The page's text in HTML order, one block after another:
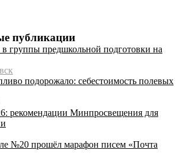
публикации
группы предшкольной подготовки на
подорожало: себестоимость полевых
рекомендации Минпросвещения для
№20 прошёл марафон писем «Почта